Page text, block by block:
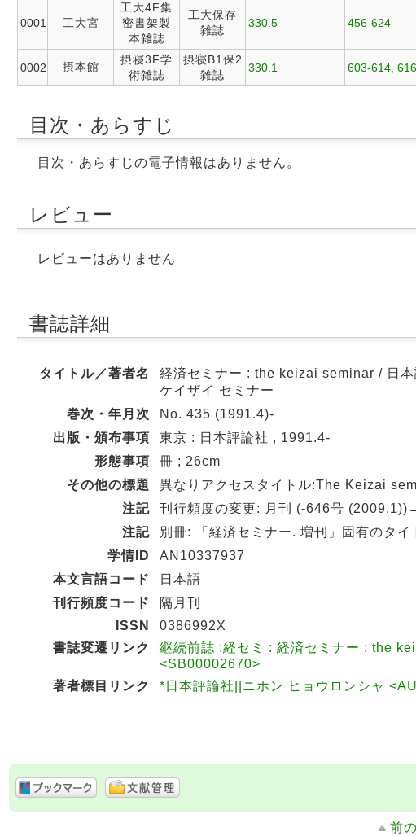
0001 工大宮
工大4F集
密書架製
本雑誌
工大保存
雑誌
330.5 456-624
0002 摂本館
摂寝3F学
術雑誌
摂寝B1保2
雑誌
330.1 603-614,
目次・あらすじ
目次・あらすじの電子情報はありません。
レビュー
レビューはありません
書誌詳細
タイトル／著者名
経済セミナー : the keizai seminar / 日本
ケイザイ セミナー
巻次・年月次
No. 435 (1991.4)-
出版・頒布事項
東京 : 日本評論社 , 1991.4-
形態事項
冊 ; 26cm
その他の標題
異なりアクセスタイトル:The Keizai
注記
刊行頻度の変更: 月刊 (-646号
注記
別冊: 「経済セミナー. 増刊」固有のタイ
学情ID
AN10337937
本文言語コード
日本語
刊行頻度コード
隔月刊
ISSN
0386992X
書誌変遷リンク
継続前誌 :経セミ : 経済セミナー : the
<SB00002670>
著者標目リンク
*日本評論社||ニホン ヒョウロンシャ
前